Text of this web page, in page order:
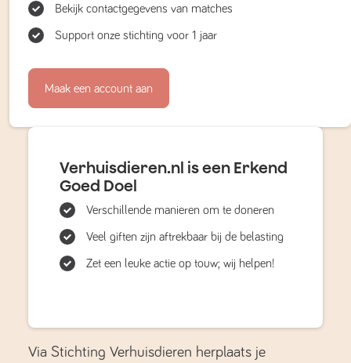
Bekijk contactgegevens van matches
Support onze stichting voor 1 jaar
Maak een account aan
Verhuisdieren.nl is een Erkend
Goed Doel
Verschillende manieren om te doneren
Veel giften zijn aftrekbaar bij de belasting
Zet een leuke actie op touw; wij helpen!
Via Stichting Verhuisdieren herplaats je